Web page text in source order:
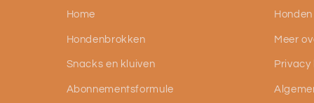
Home
Hondenbrokken
Snacks en kluiven
Abonnementsformule
Honden
Meer
Privacy